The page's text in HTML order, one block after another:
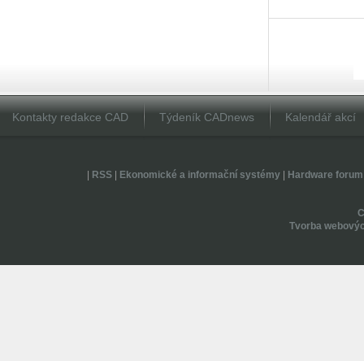
Kontakty redakce CAD Týdeník CADnews Kalendář akcí
RSS| Ekonomické a informační systémy| Hardware forum
Tvorba